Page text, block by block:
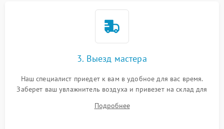
3. Выезд мастера
Наш специалист приедет к вам в удобное для вас время.
Заберет ваш увлажнитель воздуха и привезет на склад для
Подробнее